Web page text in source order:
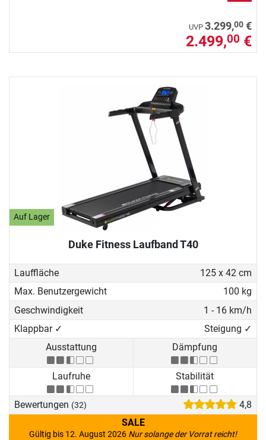
UVP 3.299,00 €
2.499,00 €
Auf Lager
Duke Fitness Laufband T40
Lauffläche
125 x 42 cm
Max. Benutzergewicht
100 kg
Geschwindigkeit
1 - 16 km/h
Klappbar ✓
Steigung ✓
Ausstattung
Dämpfung
Laufruhe Stabilität
Bewertungen (32)
4,8
SALE
Gültig bis 12. August 2026 Nur solange der Vorrat reicht!